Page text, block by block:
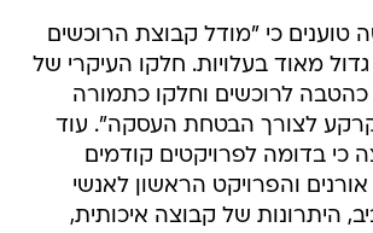
טוענים כי "מודל קבוצת הרוכשים
מאוד בעלויות. חלקו העיקרי של
כהטבה לרוכשים וחלקו כתמורה
לצורך הבטחת העסקה". עוד
כי בדומה לפרויקטים קודמים
והפרויקט הראשון לאנשי
היתרונות של קבוצה איכותית,